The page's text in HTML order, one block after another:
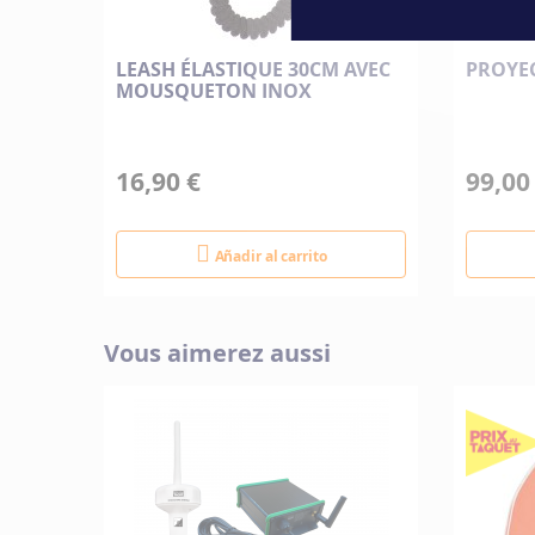
LEASH ÉLASTIQUE 30CM AVEC
MOUSQUETON INOX
16,90 €
Añadir al carrito
Vous aimerez aussi